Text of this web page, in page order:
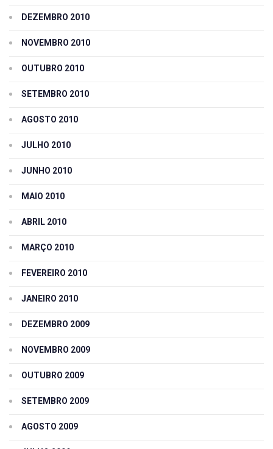
DEZEMBRO 2010
NOVEMBRO 2010
OUTUBRO 2010
SETEMBRO 2010
AGOSTO 2010
JULHO 2010
JUNHO 2010
MAIO 2010
ABRIL 2010
MARÇO 2010
FEVEREIRO 2010
JANEIRO 2010
DEZEMBRO 2009
NOVEMBRO 2009
OUTUBRO 2009
SETEMBRO 2009
AGOSTO 2009